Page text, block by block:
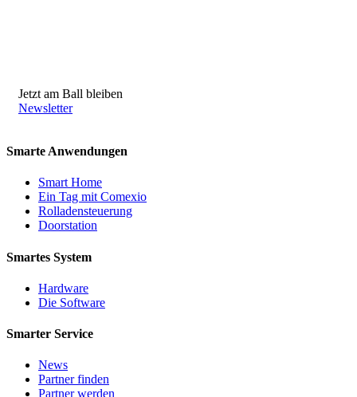
Jetzt am Ball bleiben
Newsletter
Smarte Anwendungen
Smart Home
Ein Tag mit Comexio
Rolladensteuerung
Doorstation
Smartes System
Hardware
Die Software
Smarter Service
News
Partner finden
Partner werden